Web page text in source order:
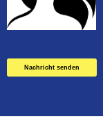
Nachricht senden